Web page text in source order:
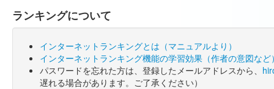
ランキングについて
インターネットランキングとは（マニュアルより）
インターネットランキング機能の学習効果（作者の意図など
パスワードを忘れた方は、登録したメールアドレスから、
遅れる場合があります。ご了承ください）